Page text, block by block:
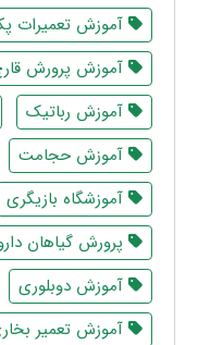
آموزش تعمیرات
آموزش پرورش
آموزش رباتیک
آموزش حجامت
آموزشگاه بازیگری
پرورش گیاهان
آموزش دوبلوری
آموزش تعمیر